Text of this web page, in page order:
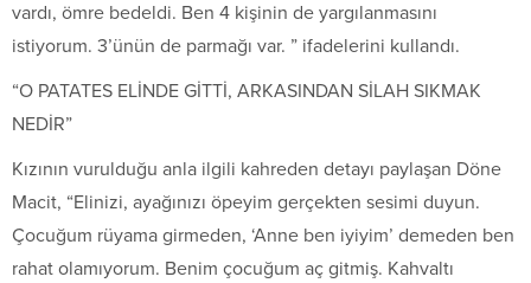
vardı, ömre bedeldi. Ben 4 kişinin de yargılanmasını
istiyorum. 3’ünün de parmağı var. ” ifadelerini kullandı.
“O PATATES ELİNDE GİTTİ, ARKASINDAN SİLAH SIKMAK
NEDİR”
Kızının vurulduğu anla ilgili kahreden detayı paylaşan Döne
Macit, “Elinizi, ayağınızı öpeyim gerçekten sesimi duyun.
Çocuğum rüyama girmeden, ‘Anne ben iyiyim’ demeden ben
rahat olamıyorum. Benim çocuğum aç gitmiş. Kahvaltı